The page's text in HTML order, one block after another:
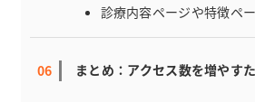
診療内容ページや特徴ペ
まとめ：アクセス数を増やす